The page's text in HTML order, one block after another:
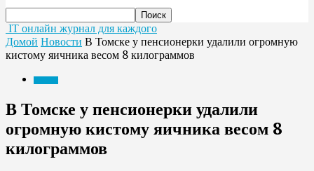
IT онлайн журнал для каждого
Домой Новости В Томске у пенсионерки удалили огромную
кистому яичника весом 8 килограммов
В Томске у пенсионерки удалили
огромную кистому яичника весом 8
килограммов